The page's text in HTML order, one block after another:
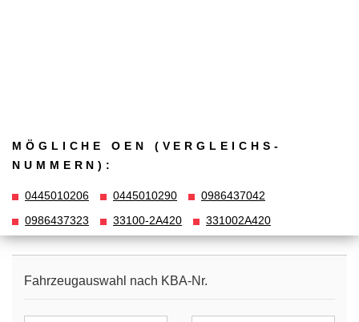
MÖGLICHE OEN (VERGLEICHS­
NUMMERN):
0445010206 0445010290
0986437042
0986437323
33100-2A420 331002A420
Fahrzeugauswahl nach KBA-Nr.